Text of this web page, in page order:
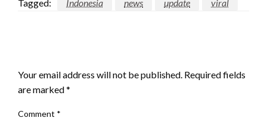
Tagged: Indonesia news update viral
Your email address will not be published. Required fields
are marked*
Comment *